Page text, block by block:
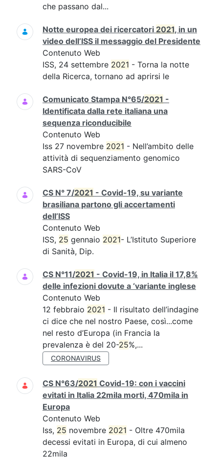
che passano dal...
Notte europea dei ricercatori 2021, in un
video dell’ISS il messaggio del Presidente
Contenuto Web
ISS, 24 settembre 2021 - Torna la notte
della Ricerca, tornano ad aprirsi le
Comunicato Stampa N°65/2021 -
Identificata dalla rete italiana una
sequenza riconducibile
Contenuto Web
Iss 27 novembre 2021 - Nell’ambito delle
attività di sequenziamento genomico
SARS-CoV
CS N° 7/2021 - Covid-19, su variante
brasiliana partono gli accertamenti
dell’ISS
Contenuto Web
ISS, 25 gennaio 2021- L’Istituto Superiore
di Sanità, Dip.
CS N°11/2021 - Covid-19, in Italia il 17,8%
delle infezioni dovute a ‘variante inglese
Contenuto Web
12 febbraio 2021 - Il risultato dell’indagine
ci dice che nel nostro Paese, così...come
nel resto d’Europa (in Francia la
prevalenza è del 20-25%,...
CORONAVIRUS
CS N°63/2021 Covid-19: con i vaccini
evitati in Italia 22mila morti, 470mila in
Europa
Contenuto Web
Iss, 25 novembre 2021 - Oltre 470mila
decessi evitati in Europa, di cui almeno
22mila